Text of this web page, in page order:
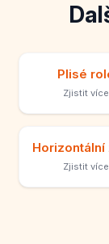
Plisé
Zjistit
Horizontální
Zjistit